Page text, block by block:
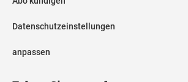
Datenschutzeinstellungen
anpassen